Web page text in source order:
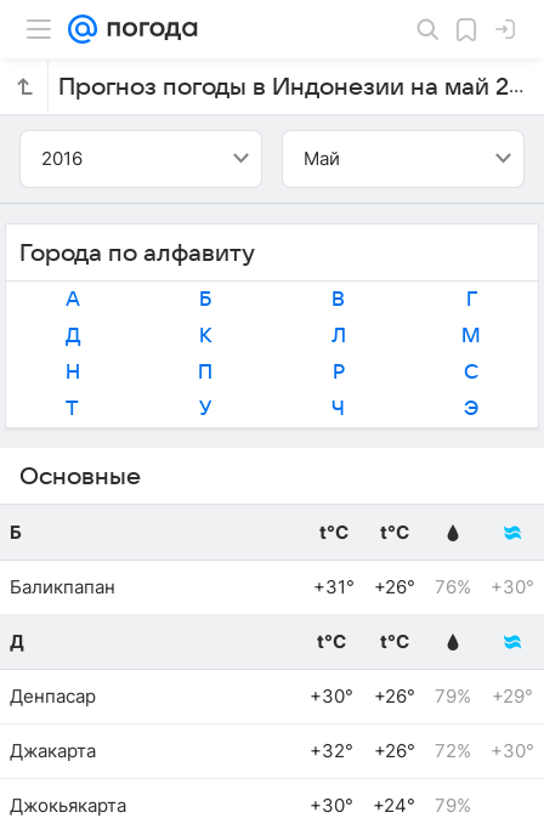
Прогноз погоды в Индонезии на май 2016 года
2016 Май
Города по алфавиту
А Б В
Г
Д
К Л
М
Н
П Р
С
Т
У Ч Э
Основные
Б t°C t°C
Баликпапан +31° +26° 76% +30°
Д t°C t°C
Денпасар +30° +26° 79% +29°
Джакарта +32° +26° 72% +30°
Джокьякарта +30° +24° 79%